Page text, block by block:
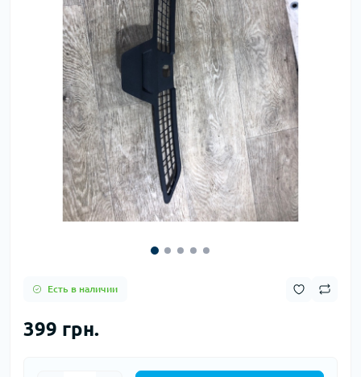
Есть в наличии
399 грн.